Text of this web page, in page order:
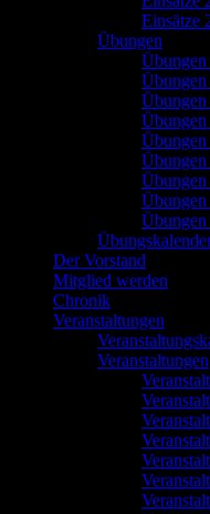
Einsätze
Übungen
Übungen
Der Vorstand
Mitglied werden
Chronik
Veranstaltungen
Veranstaltungen